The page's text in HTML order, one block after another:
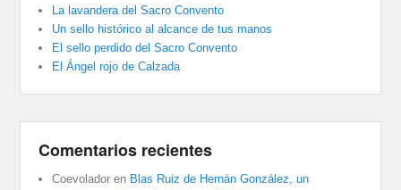
La lavandera del Sacro Convento
Un sello histórico al alcance de tus manos
El sello perdido del Sacro Convento
El Ángel rojo de Calzada
Comentarios recientes
Coevolador en Blas Ruiz de Hernán González, un